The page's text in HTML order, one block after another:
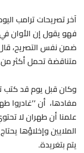
فهو يقول إن الأوان
ضمن نفس التصريح،
متناقضة تحمل أكثر
وكان قبل يوم قد كتب
مفادها، أن ’’غادروا
علمنا أن طهران لا
الملايين وإخلاؤها
يتم بتغريدة.